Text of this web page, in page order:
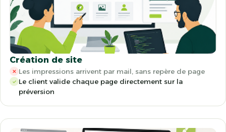
Création de site
✕ Les impressions arrivent par mail, sans repère de page
✓ Le client valide chaque page directement sur la
préversion